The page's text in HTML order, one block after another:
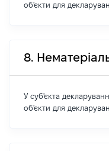
об'єкти для
8.
У суб'єкта
об'єкти для